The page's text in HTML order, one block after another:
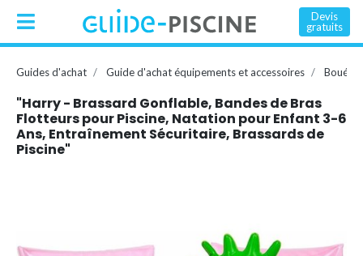
Devis
gratuits
Guides d'achat Guide d'achat équipements et accessoires Bouée,
"Harry - Brassard Gonflable, Bandes de Bras
Flotteurs pour Piscine, Natation pour Enfant 3-6
Ans, Entraînement Sécuritaire, Brassards de
Piscine"